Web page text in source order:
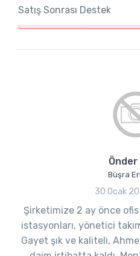
Satış Sonrası Destek
Önder
Büşra
30 Ocak
Şirketimize 2 ay önce ofis
istasyonları, yönetici
Gayet şık ve kaliteli,